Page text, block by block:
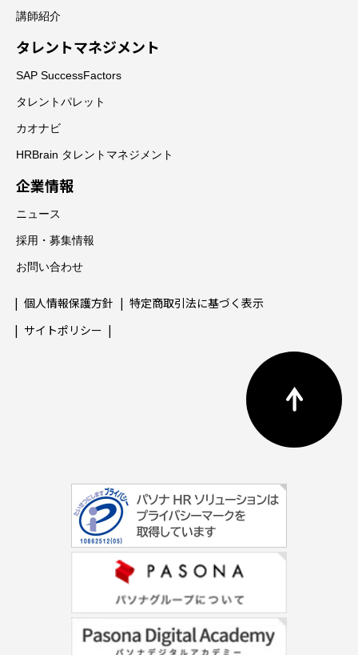
講師紹介
タレントマネジメント
SAP SuccessFactors
タレントパレット
カオナビ
HRBrain タレントマネジメント
企業情報
ニュース
採用・募集情報
お問い合わせ
個人情報保護方針
特定商取引法に基づく表示
サイトポリシー